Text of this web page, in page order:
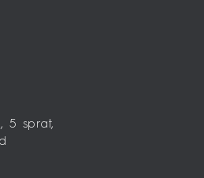
5 sprat,